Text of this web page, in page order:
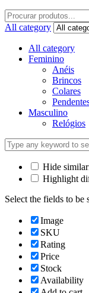
All category
All category
Feminino
Anéis
Brincos
Colares
Masculino
Relógios
Hide
Highlight
Select the fields to
Image
SKU
Rating
Price
Stock
Availability